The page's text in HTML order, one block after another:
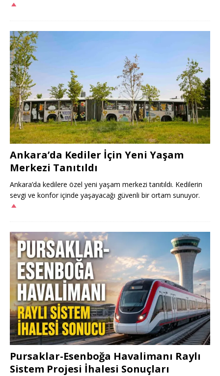
Ankara’da Kediler İçin Yeni Yaşam
Merkezi Tanıtıldı
Ankara’da kedilere özel yeni yaşam merkezi tanıtıldı. Kedilerin
sevgi ve konfor içinde yaşayacağı güvenli bir ortam sunuyor.
Pursaklar-Esenboğa Havalimanı Raylı
Sistem Projesi İhalesi Sonuçları